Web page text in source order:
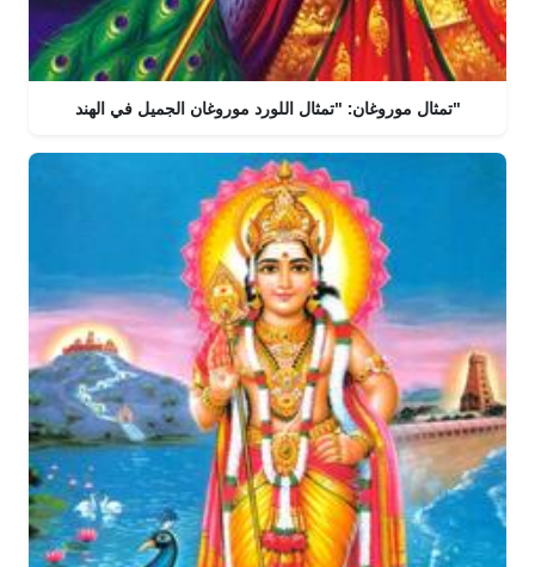
تمثال موروغان: "تمثال اللورد موروغان الجميل في الهند"